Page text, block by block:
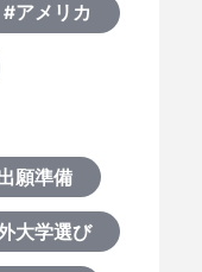
#アメリカ
願準備
大学選び